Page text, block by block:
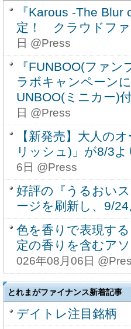
『Karous -The
定！ クラウドファ
日 @Press
『FUNBOO(ファ
ラボキャンペーン
UNBOO(ミニカー)
日 @Press
【新発売】大人の
リッシュ)」が8/3
6日 @Press
好評の『うるおい
ージを刷新し、9/
色を香りで表現す
定の香りを含むア
026年08月06日
とれまがファイナンス新着記事
デイトレ注目銘柄